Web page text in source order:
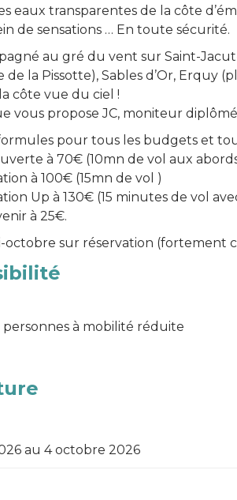
eaux transparentes de la côte
de sensations … En toute sécurité.
au gré du vent sur Saint-
de la Pissotte), Sables d’Or, Erquy
côte vue du ciel !
vous propose JC, moniteur
pour tous les budgets et
à 70€ (10mn de vol aux
à 100€ (15mn de vol )
Up à 130€ (15 minutes de vol
à 25€.
octobre sur réservation (fortement
à mobilité réduite
au 4 octobre 2026